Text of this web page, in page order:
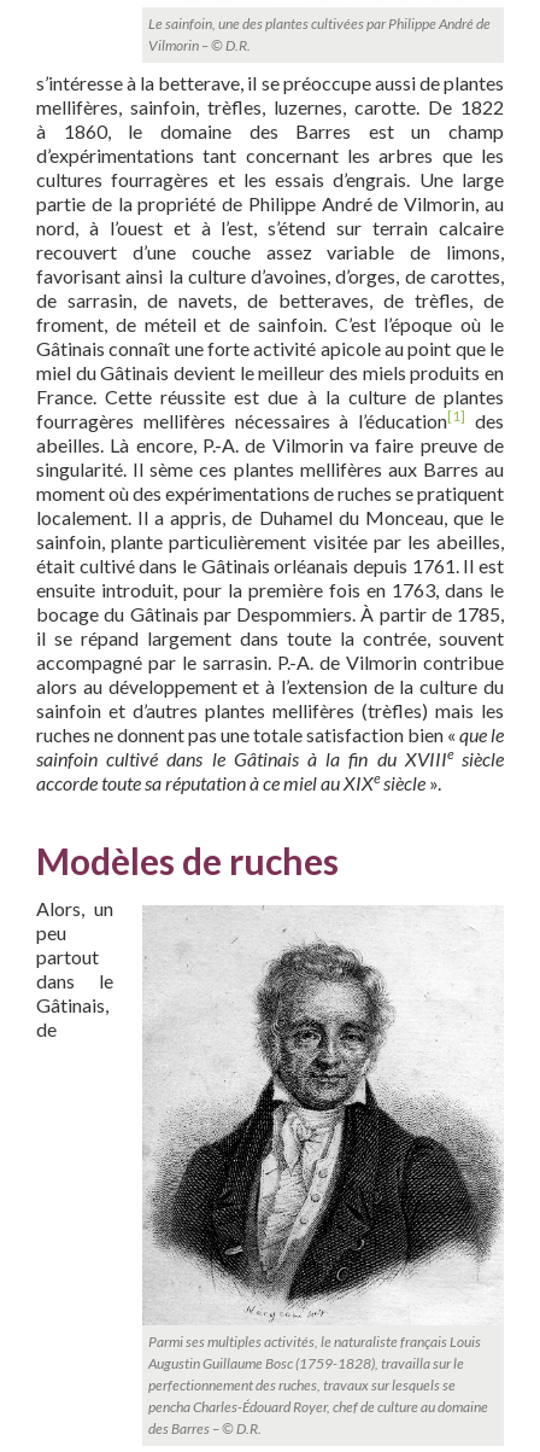
Le sainfoin, une des plantes cultivées par Philippe André de
Vilmorin – © D.R.
s’intéresse à la betterave, il se préoccupe aussi de plantes
mellifères, sainfoin, trèfles, luzernes, carotte. De 1822
à 1860, le domaine des Barres est un champ
d’expérimentations tant concernant les arbres que les
cultures fourragères et les essais d’engrais. Une large
partie de la propriété de Philippe André de Vilmorin, au
nord, à l’ouest et à l’est, s’étend sur terrain calcaire
recouvert d’une couche assez variable de limons,
favorisant ainsi la culture d’avoines, d’orges, de carottes,
de sarrasin, de navets, de betteraves, de trèfles, de
froment, de méteil et de sainfoin. C’est l’époque où le
Gâtinais connaît une forte activité apicole au point que le
miel du Gâtinais devient le meilleur des miels produits en
France. Cette réussite est due à la culture de plantes
fourragères mellifères nécessaires à l’éducation[1] des
abeilles. Là encore, P.-A. de Vilmorin va faire preuve de
singularité. Il sème ces plantes mellifères aux Barres au
moment où des expérimentations de ruches se pratiquent
localement. Il a appris, de Duhamel du Monceau, que le
sainfoin, plante particulièrement visitée par les abeilles,
était cultivé dans le Gâtinais orléanais depuis 1761. Il est
ensuite introduit, pour la première fois en 1763, dans le
bocage du Gâtinais par Despommiers. À partir de 1785,
il se répand largement dans toute la contrée, souvent
accompagné par le sarrasin. P.-A. de Vilmorin contribue
alors au développement et à l’extension de la culture du
sainfoin et d’autres plantes mellifères (trèfles) mais les
ruches ne donnent pas une totale satisfaction bien « que le
sainfoin cultivé dans le Gâtinais à la fin du XVIIIe siècle
accorde toute sa réputation à ce miel au XIXesiècle ».
Modèles de ruches
Parmi ses multiples activités, le naturaliste français Louis
Augustin Guillaume Bosc (1759-1828), travailla sur le
perfectionnement des ruches, travaux sur lesquels se
pencha Charles-Édouard Royer, chef de culture au domaine
des Barres – © D.R.
Alors, un
peu
partout
dans le
Gâtinais,
de